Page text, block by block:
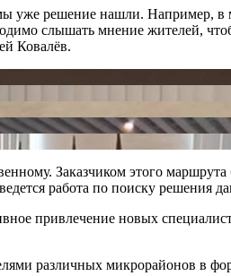
уже решение нашли. Например,
слышать мнение жителей,
Ковалёв.
Заказчиком этого
работа по поиску решения
привлечение новых
различных микрорайонов в